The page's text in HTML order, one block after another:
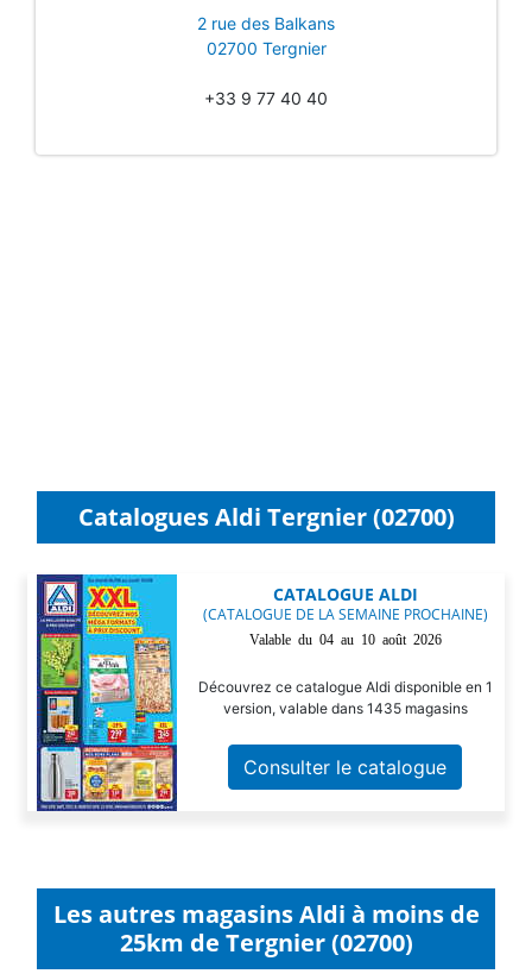
2 rue des Balkans
02700 Tergnier
+33 9 77 40 40
Catalogues Aldi Tergnier (02700)
CATALOGUE ALDI
(CATALOGUE DE LA SEMAINE PROCHAINE)
Valable du 04 au 10 août 2026
Découvrez ce catalogue Aldi disponible en 1
version, valable dans 1435 magasins
Consulter le catalogue
Les autres magasins Aldi à moins de
25km de Tergnier (02700)